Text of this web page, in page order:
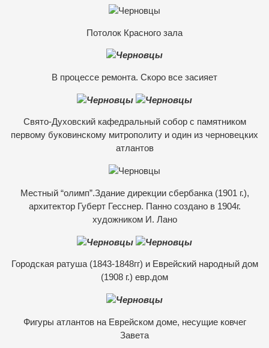
Потолок Красного зала
В процессе ремонта. Скоро все засияет
Свято-Духовский кафедральный собор с памятником
первому буковинскому митрополиту и один из черновецких
атлантов
Местный “олимп”.Здание дирекции сбербанка (1901 г.),
архитектор Губерт Гесснер. Панно создано в 1904г.
художником И. Лано
Городская ратуша (1843-1848гг) и Еврейский народный дом
(1908 г.) евр.дом
Фигуры атлантов на Еврейском доме, несущие ковчег
Завета